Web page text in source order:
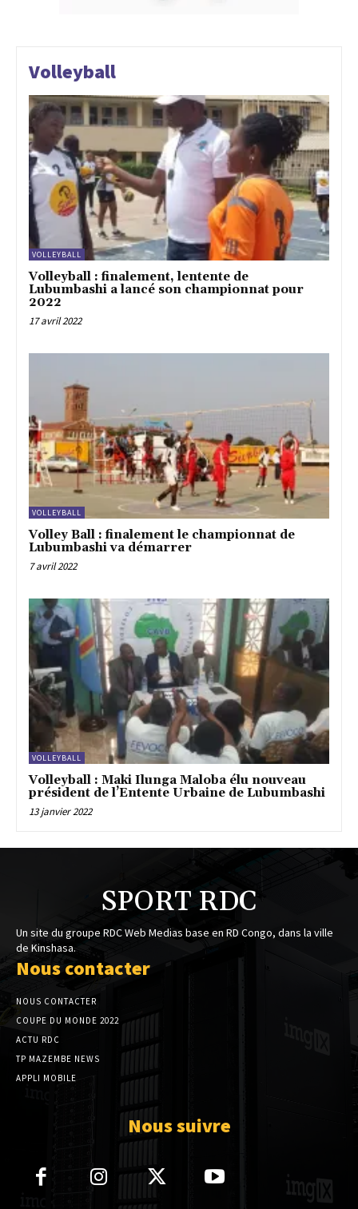
Volleyball
VOLLEYBALL
Volleyball : finalement, lentente de
Lubumbashi a lancé son championnat pour
2022
17 avril 2022
VOLLEYBALL
Volley Ball : finalement le championnat de
Lubumbashi va démarrer
7 avril 2022
VOLLEYBALL
Volleyball : Maki Ilunga Maloba élu nouveau
président de l’Entente Urbaine de Lubumbashi
13 janvier 2022
SPORT RDC
Un site du groupe RDC Web Medias base en RD Congo, dans la ville
de Kinshasa.
Nous contacter
NOUS CONTACTER
COUPE DU MONDE 2022
ACTU RDC
TP MAZEMBE NEWS
APPLI MOBILE
Nous suivre